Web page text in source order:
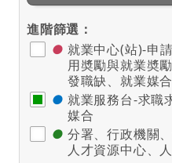
進階篩選：
● 就業中心(站)-申
用奬勵與就業奬
發職缺、就業媒
● 就業服務台-求職
媒合
● 分署、行政機關
人才資源中心、